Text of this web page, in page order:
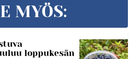
MYÖS:
loppukesän